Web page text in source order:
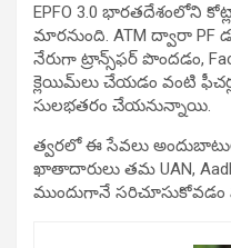
EPFO 3.0 భారతదేశంలోని
మారనుంది. ATM ద్వారా PF
నేరుగా ట్రాన్స్‌ఫర్ పొందడం,
క్లెయిమ్‌లు చేయడం వంటి
సులభతరం చేయనున్నాయి.
త్వరలో ఈ సేవలు
ఖాతాదారులు తమ UAN,
ముందుగానే